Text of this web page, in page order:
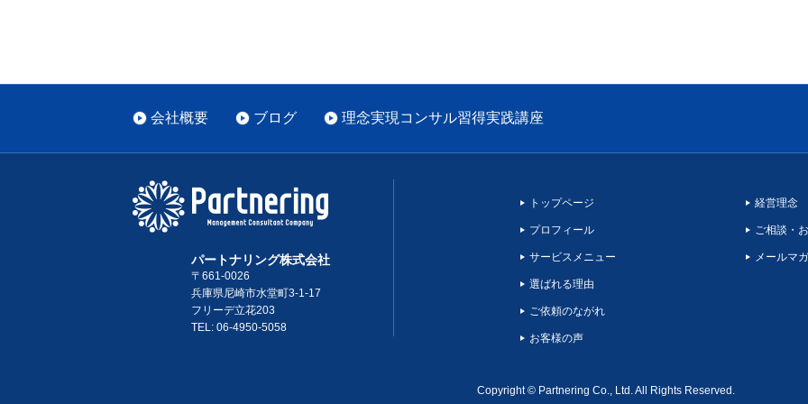
会社概要 ブログ 理念実現コンサル習得実践講座
パートナリング株式会社
〒661-0026
兵庫県尼崎市水堂町3-1-17
フリーデ立花203
TEL: 06-4950-5058
経営理念
ご相談・
メールマ
トップページ
プロフィール
サービスメニュー
選ばれる理由
ご依頼のながれ
お客様の声
Copyright © Partnering Co., Ltd. All Rights Reserved.